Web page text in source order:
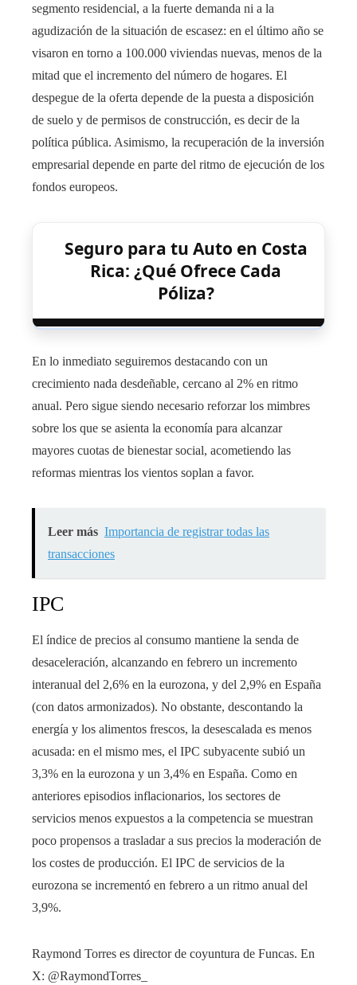
segmento residencial, a la fuerte demanda ni a la
agudización de la situación de escasez: en el último año se
visaron en torno a 100.000 viviendas nuevas, menos de la
mitad que el incremento del número de hogares. El
despegue de la oferta depende de la puesta a disposición
de suelo y de permisos de construcción, es decir de la
política pública. Asimismo, la recuperación de la inversión
empresarial depende en parte del ritmo de ejecución de los
fondos europeos.
Seguro para tu Auto en Costa
Rica: ¿Qué Ofrece Cada
Póliza?
En lo inmediato seguiremos destacando con un
crecimiento nada desdeñable, cercano al 2% en ritmo
anual. Pero sigue siendo necesario reforzar los mimbres
sobre los que se asienta la economía para alcanzar
mayores cuotas de bienestar social, acometiendo las
reformas mientras los vientos soplan a favor.
Leer más Importancia de registrar todas las
transacciones
IPC
El índice de precios al consumo mantiene la senda de
desaceleración, alcanzando en febrero un incremento
interanual del 2,6% en la eurozona, y del 2,9% en España
(con datos armonizados). No obstante, descontando la
energía y los alimentos frescos, la desescalada es menos
acusada: en el mismo mes, el IPC subyacente subió un
3,3% en la eurozona y un 3,4% en España. Como en
anteriores episodios inflacionarios, los sectores de
servicios menos expuestos a la competencia se muestran
poco propensos a trasladar a sus precios la moderación de
los costes de producción. El IPC de servicios de la
eurozona se incrementó en febrero a un ritmo anual del
3,9%.
Raymond Torres es director de coyuntura de Funcas. En
X: @RaymondTorres_